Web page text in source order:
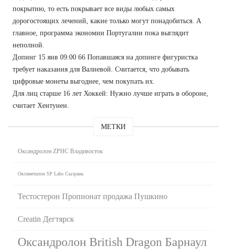
покрытию, то есть покрывает все виды любых самых
дорогостоящих лечений, какие только могут понадобиться. А
главное, программа экономии Португалии пока выглядит
неполной.
Допинг 15 янв 09:00 66 Попавшаяся на допинге фигуристка
требует наказания для Валиевой. Считается, что добывать
цифровые монеты выгоднее, чем покупать их.
Для лиц старше 16 лет Хоккей: Нужно лучше играть в обороне,
считает Хентунен.
МЕТКИ
Оксандролон ZPHC Владивосток
Оксиметалон SP Labs Сызрань
Тестостерон Пропионат продажа Пушкино
Creatin Дегтярск
Оксандролон British Dragon Барнаул